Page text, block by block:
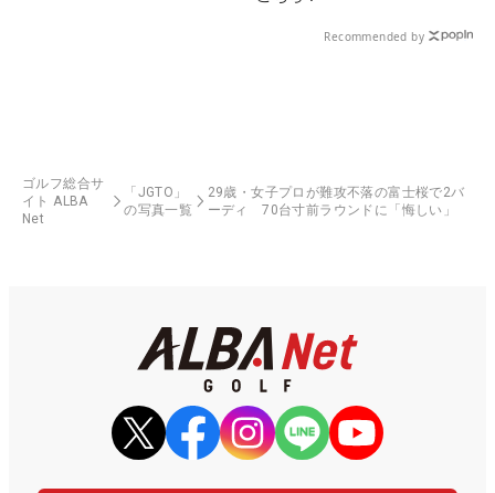
Recommended by
ゴルフ総合サ
イト ALBA
Net
「JGTO」
の写真一覧
29歳・女子プロが難攻不落の富士桜で2バ
ーディ 70台寸前ラウンドに「悔しい」